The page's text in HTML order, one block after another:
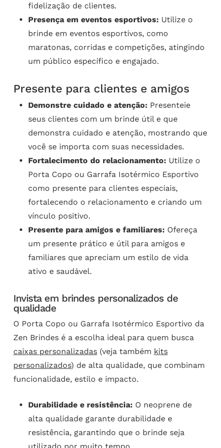
fidelização de clientes.
Presença em eventos esportivos: Utilize o
brinde em eventos esportivos, como
maratonas, corridas e competições, atingindo
um público específico e engajado.
Presente para clientes e amigos
Demonstre cuidado e atenção: Presenteie
seus clientes com um brinde útil e que
demonstra cuidado e atenção, mostrando que
você se importa com suas necessidades.
Fortalecimento do relacionamento: Utilize o
Porta Copo ou Garrafa Isotérmico Esportivo
como presente para clientes especiais,
fortalecendo o relacionamento e criando um
vínculo positivo.
Presente para amigos e familiares: Ofereça
um presente prático e útil para amigos e
familiares que apreciam um estilo de vida
ativo e saudável.
Invista em brindes personalizados de
qualidade
O Porta Copo ou Garrafa Isotérmico Esportivo da
Zen Brindes é a escolha ideal para quem busca
caixas personalizadas(veja também kits
personalizados) de alta qualidade, que combinam
funcionalidade, estilo e impacto.
Durabilidade e resistência: O neoprene de
alta qualidade garante durabilidade e
resistência, garantindo que o brinde seja